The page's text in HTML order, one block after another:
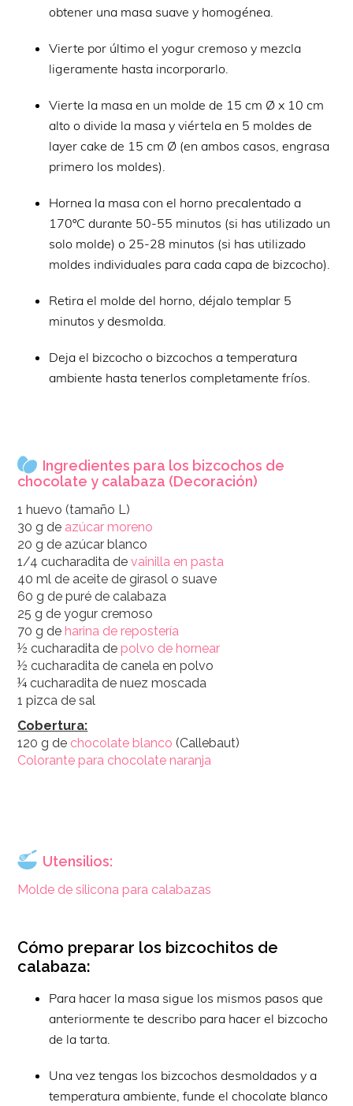
obtener una masa suave y homogénea.
Vierte por último el yogur cremoso y mezcla
ligeramente hasta incorporarlo.
Vierte la masa en un molde de 15 cm Ø x 10 cm
alto o divide la masa y viértela en 5 moldes de
layer cake de 15 cm Ø (en ambos casos, engrasa
primero los moldes).
Hornea la masa con el horno precalentado a
170ºC durante 50-55 minutos (si has utilizado un
solo molde) o 25-28 minutos (si has utilizado
moldes individuales para cada capa de bizcocho).
Retira el molde del horno, déjalo templar 5
minutos y desmolda.
Deja el bizcocho o bizcochos a temperatura
ambiente hasta tenerlos completamente fríos.
Ingredientes para los bizcochos de
chocolate y calabaza (Decoración)
1 huevo (tamaño L)
30 g de azúcar moreno
20 g de azúcar blanco
1/4 cucharadita devainilla en pasta
40 ml de aceite de girasol o suave
60 g de puré de calabaza
25 g de yogur cremoso
70 g de harina de repostería
½ cucharadita de polvo de hornear
½ cucharadita de canela en polvo
¼ cucharadita de nuez moscada
1 pizca de sal
Cobertura:
120 g de chocolate blanco(Callebaut)
Colorante para chocolate naranja
Utensilios:
Molde de silicona para calabazas
Cómo preparar los bizcochitos de
calabaza:
Para hacer la masa sigue los mismos pasos que
anteriormente te describo para hacer el bizcocho
de la tarta.
Una vez tengas los bizcochos desmoldados y a
temperatura ambiente, funde el chocolate blanco